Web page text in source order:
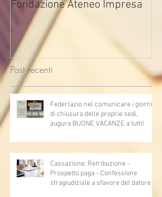
Fondazione Ateneo Impresa
Post recenti
Federlazio nel comunicare i giorni
di chiusura delle proprie sedi,
augura BUONE VACANZE a tutti!
Cassazione: Retribuzione -
Prospetto paga - Confessione
stragiudiziale a sfavore del datore di